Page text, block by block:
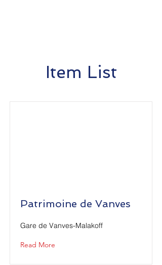
Item List
Patrimoine de Vanves
Gare de Vanves-Malakoff
Read More